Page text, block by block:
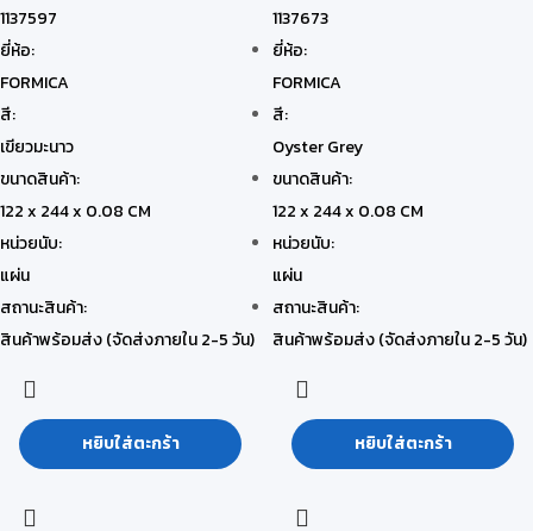
1137597
ยี่ห้อ:
FORMICA
สี:
เขียวมะนาว
ขนาดสินค้า:
122 x 244 x 0.08 CM
หน่วยนับ:
แผ่น
สถานะสินค้า:
สินค้าพร้อมส่ง (จัดส่งภายใน 2-5 วัน)
หยิบใส่ตะกร้า
1137673
ยี่ห้อ:
FORMICA
สี:
Oyster Grey
ขนาดสินค้า:
122 x 244 x 0.08 CM
หน่วยนับ:
แผ่น
สถานะสินค้า:
สินค้าพร้อมส่ง (จัดส่งภายใน 2-5 วัน)
หยิบใส่ตะกร้า